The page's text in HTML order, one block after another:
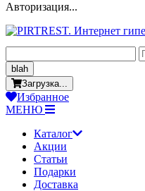
Авторизация...
blah
Загрузка...
Избранное
МЕНЮ
Каталог
Акции
Статьи
Подарки
Доставка